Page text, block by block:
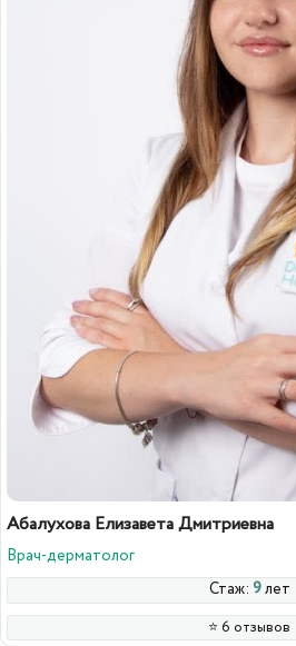
Абалухова Елизавета Дмитриевна
Врач-дерматолог
Стаж: 9лет
⭐️ 6 отзывов